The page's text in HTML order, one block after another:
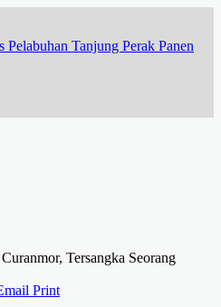
Tanjung Perak Panen
Tersangka Seorang
Print